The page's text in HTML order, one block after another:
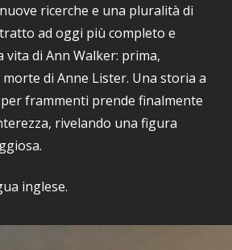
ricerche e una pluralità di
ad oggi più completo e
vita di Ann Walker: prima,
di Anne Lister. Una storia a
frammenti prende finalmente
rivelando una figura
.
inglese.